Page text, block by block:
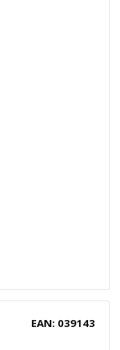
EAN: 039143